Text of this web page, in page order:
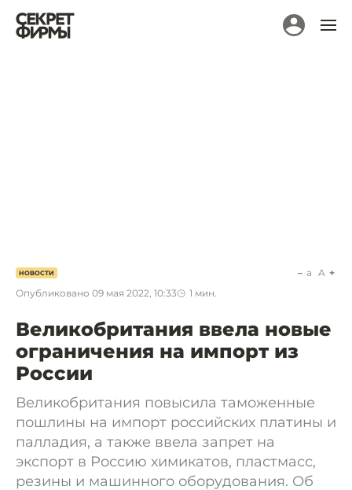
НОВОСТИ
Опубликовано 09 мая 2022, 10:33 1 мин.
a A
Великобритания ввела новые
ограничения на импорт из
России
Великобритания повысила таможенные
пошлины на импорт российских платины и
палладия, а также ввела запрет на
экспорт в Россию химикатов, пластмасс,
резины и машинного оборудования. Об